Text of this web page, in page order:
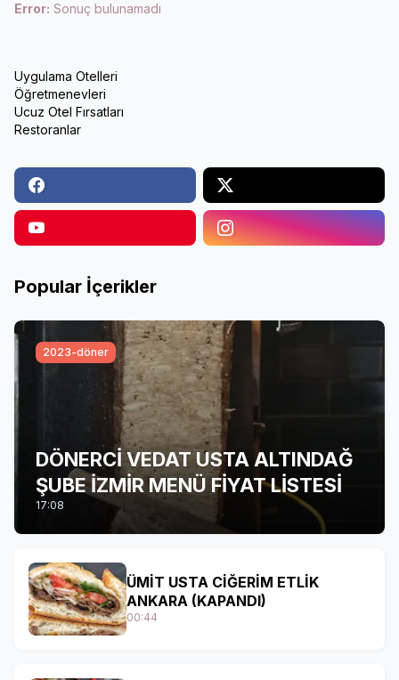
Error: Sonuç bulunamadı
Uygulama Otelleri
Öğretmenevleri
Ucuz Otel Fırsatları
Restoranlar
Popular İçerikler
2023-döner
DÖNERCİ VEDAT USTA ALTINDAĞ
ŞUBE İZMİR MENÜ FİYAT LİSTESİ
17:08
ÜMİT USTA CİĞERİM ETLİK
ANKARA (KAPANDI)
00:44